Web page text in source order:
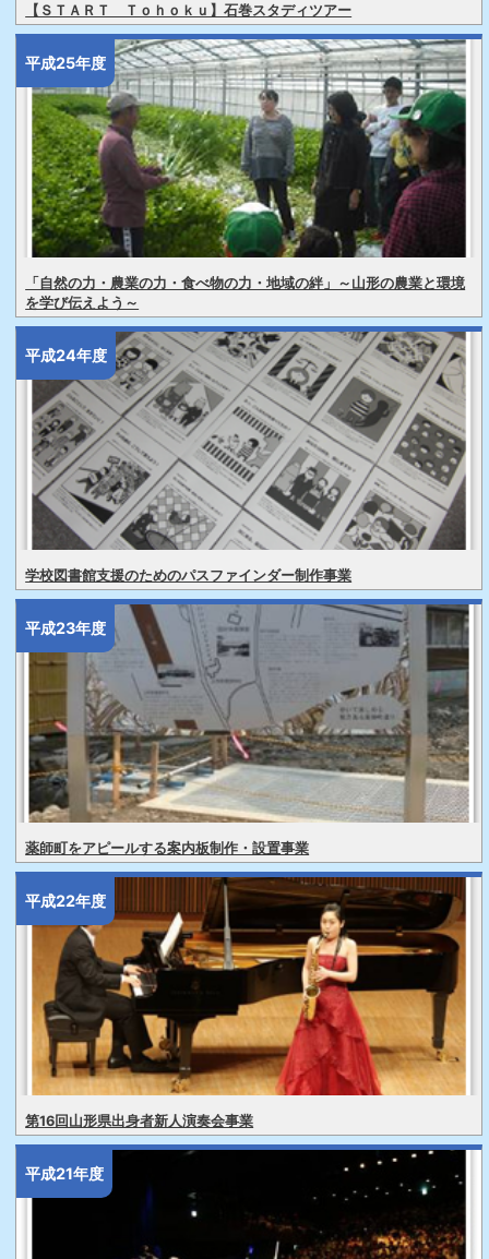
【ＳＴＡＲＴ Ｔｏｈｏｋｕ】石巻スタディツアー
平成25年度
「自然の力・農業の力・食べ物の力・地域の絆」～山形の農業と環境
を学び伝えよう～
平成24年度
学校図書館支援のためのパスファインダー制作事業
平成23年度
薬師町をアピールする案内板制作・設置事業
平成22年度
第16回山形県出身者新人演奏会事業
平成21年度